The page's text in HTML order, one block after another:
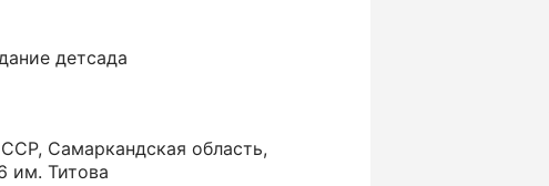
детсада
Самаркандская область,
им. Титова